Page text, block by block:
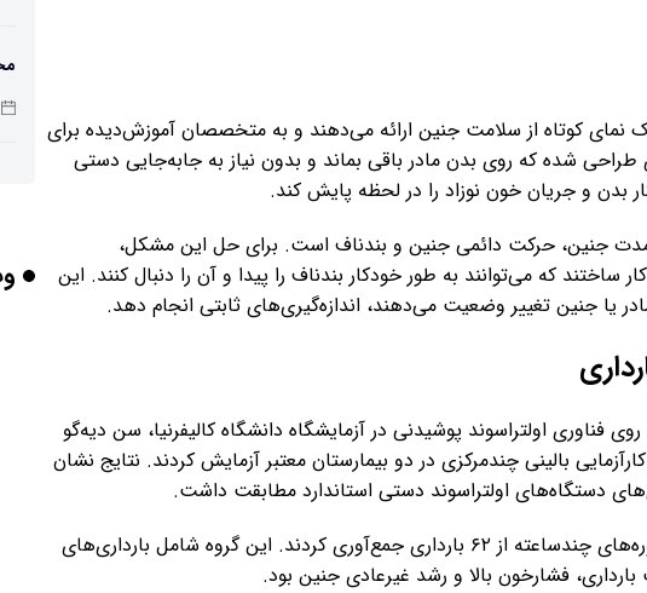
نمای کوتاه از سلامت جنین ارائه می‌دهند و به متخصصان آموزش‌دیده برای
طراحی شده که روی بدن مادر باقی بماند و بدون نیاز به جابه‌جایی دستی
بدن و جریان خون نوزاد را در لحظه پایش کند.
جنین، حرکت دائمی جنین و بندناف است. برای حل این مشکل،
که می‌توانند به طور خودکار بندناف را پیدا و آن را دنبال کنند. این
یا جنین تغییر وضعیت می‌دهند، اندازه‌گیری‌های ثابتی انجام دهد.
فناوری اولتراسوند پوشیدنی در آزمایشگاه دانشگاه کالیفرنیا، سن دیه‌گو
بالینی چندمرکزی در دو بیمارستان معتبر آزمایش کردند. نتایج نشان
دستگاه‌های اولتراسوند دستی استاندارد مطابقت داشت.
پژوهشگران داده‌های نظارت مداوم را در دوره‌های چندساعته از ۶۲ بارداری جمع‌آوری کردند. این گروه شامل بارداری‌های
فشارخون بالا و رشد غیرعادی جنین بود.